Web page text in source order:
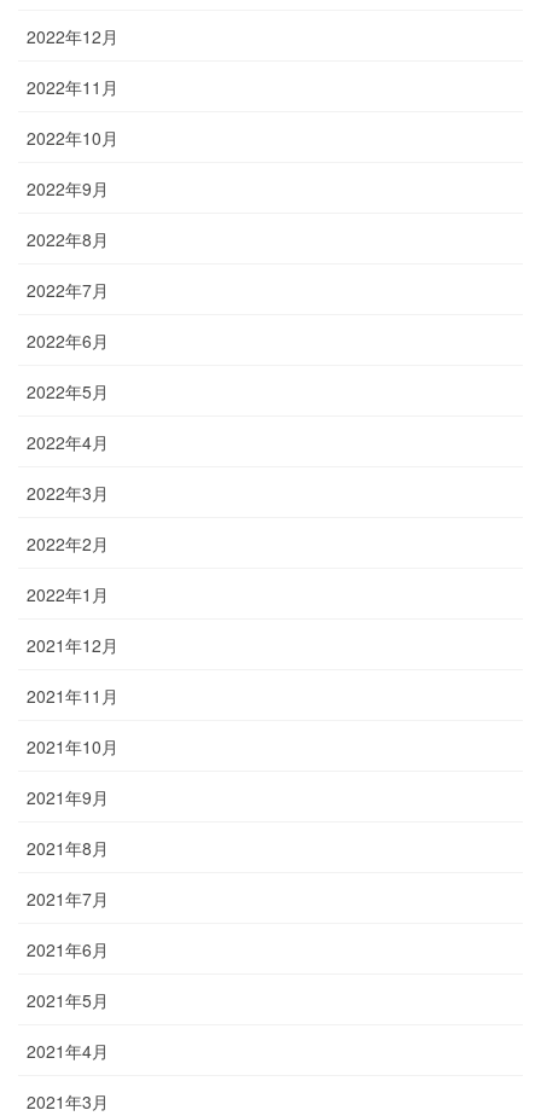
2022年12月
2022年11月
2022年10月
2022年9月
2022年8月
2022年7月
2022年6月
2022年5月
2022年4月
2022年3月
2022年2月
2022年1月
2021年12月
2021年11月
2021年10月
2021年9月
2021年8月
2021年7月
2021年6月
2021年5月
2021年4月
2021年3月